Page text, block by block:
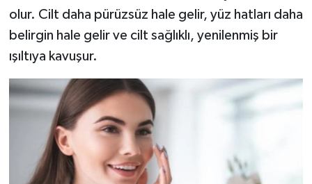
olur. Cilt daha pürüzsüz hale gelir, yüz hatları daha
belirgin hale gelir ve cilt sağlıklı, yenilenmiş bir
ışıltıya kavuşur.